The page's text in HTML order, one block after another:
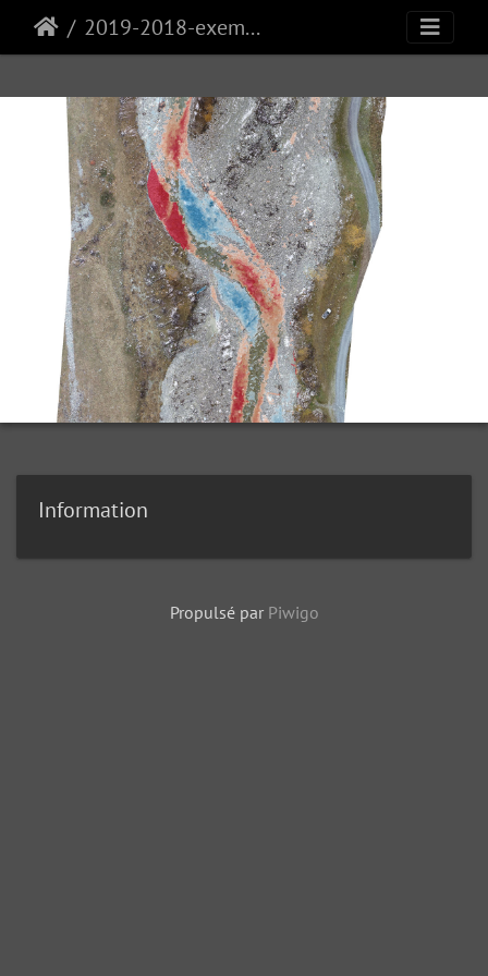
2019-2018-exemple-DoD-after
Information
Propulsé par Piwigo